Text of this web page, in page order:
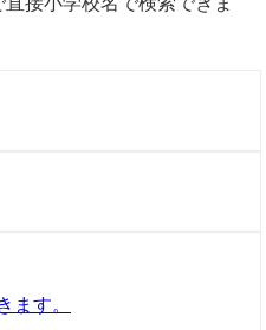
ます。